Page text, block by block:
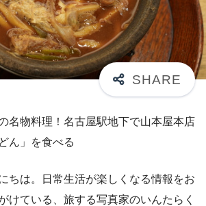
名物料理！名古屋駅地下で山本屋本店
ん」を食べる
ちは。日常生活が楽しくなる情報をお
けている、旅する写真家のいんたらく